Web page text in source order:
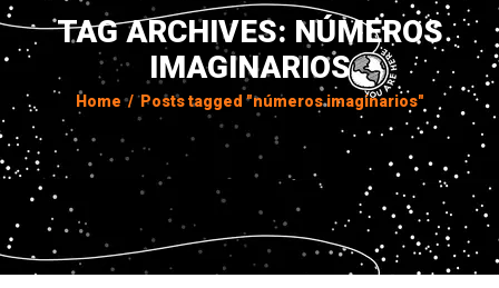
TAG ARCHIVES: NÚMEROS
IMAGINARIOS
Home / Posts tagged "números imaginarios"